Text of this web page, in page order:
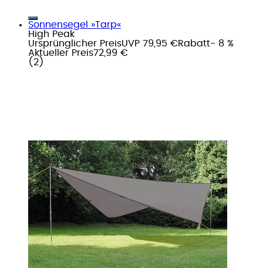
Sonnensegel »Tarp«
High Peak
Ursprünglicher PreisUVP 79,95 €Rabatt- 8 %
Aktueller Preis72,99 €
( 2 )